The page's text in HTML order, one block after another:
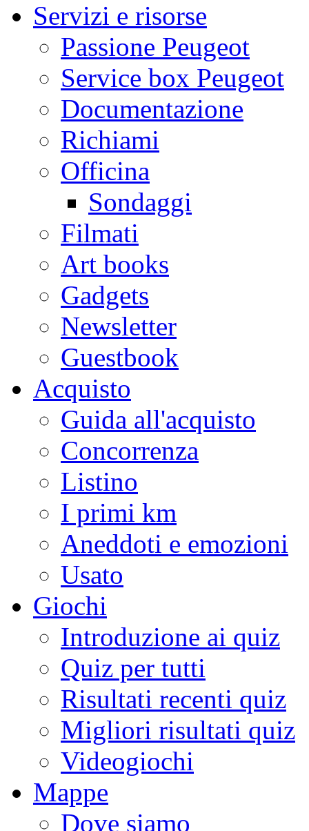
Servizi e risorse
Passione Peugeot
Service box Peugeot
Documentazione
Richiami
Officina
Sondaggi
Filmati
Art books
Gadgets
Newsletter
Guestbook
Acquisto
Guida all'acquisto
Concorrenza
Listino
I primi km
Aneddoti e emozioni
Usato
Giochi
Introduzione ai quiz
Quiz per tutti
Risultati recenti quiz
Migliori risultati quiz
Videogiochi
Mappe
Dove siamo